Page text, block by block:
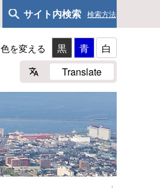
サイト内検索 検索方法
色を変える 黒 青
白
Translate